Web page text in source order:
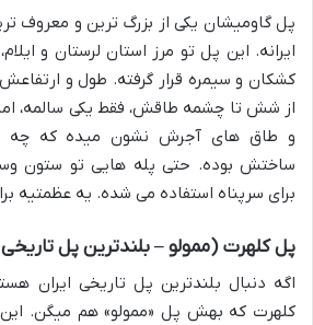
پل گاومیشان یکی از بزرگ ترین و معروف
ایرانه. این پل تو مرز استان لرستان و
کشکان و سیمره قرار گرفته. طول و
از شش تا چشمه طاقش، فقط یکی سالمه،
و طاق های آجرش نشون میده که چه
ساختش بوده. حتی پله هایی تو
برای سرپناه استفاده می شده. یه عظمتیه
پل کلهرت (ممولو – بلندترین پل تاریخی
اگه دنبال بلندترین پل تاریخی ایران